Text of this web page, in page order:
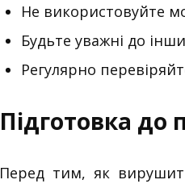
Не використовуйте
Будьте уважні до
Регулярно
Підготовка до
Перед тим, як